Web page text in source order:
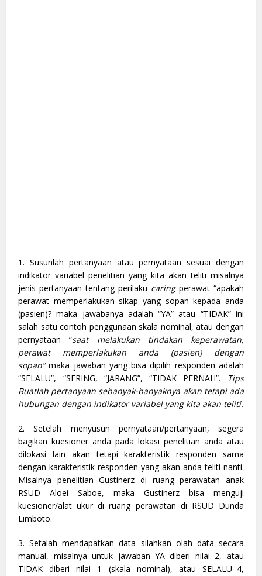
1. Susunlah pertanyaan atau pernyataan sesuai dengan
indikator variabel penelitian yang kita akan teliti misalnya
jenis pertanyaan tentang perilaku caring perawat “apakah
perawat memperlakukan sikap yang sopan kepada anda
(pasien)? maka jawabanya adalah “YA” atau “TIDAK” ini
salah satu contoh penggunaan skala nominal, atau dengan
pernyataan “saat melakukan tindakan keperawatan,
perawat memperlakukan anda (pasien) dengan
sopan”maka jawaban yang bisa dipilih responden adalah
“SELALU”, “SERING, “JARANG”, “TIDAK PERNAH”.
Tips
Buatlah pertanyaan sebanyak-banyaknya akan tetapi ada
hubungan dengan indikator variabel yang kita akan teliti.
2. Setelah menyusun pernyataan/pertanyaan, segera
bagikan kuesioner anda pada lokasi penelitian anda atau
dilokasi lain akan tetapi karakteristik responden sama
dengan karakteristik responden yang akan anda teliti nanti.
Misalnya penelitian Gustinerz di ruang perawatan anak
RSUD Aloei Saboe, maka Gustinerz bisa menguji
kuesioner/alat ukur di ruang perawatan di RSUD Dunda
Limboto.
3. Setalah mendapatkan data silahkan olah data secara
manual, misalnya untuk jawaban YA diberi nilai 2, atau
TIDAK diberi nilai 1 (skala nominal), atau SELALU=4,